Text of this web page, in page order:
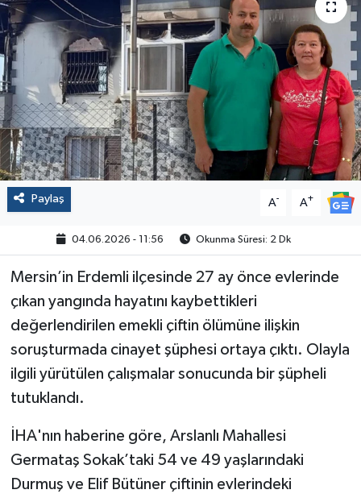
Paylaş A- A+
04.06.2026 - 11:56 Okunma Süresi: 2 Dk
Mersin’in Erdemli ilçesinde 27 ay önce evlerinde
çıkan yangında hayatını kaybettikleri
değerlendirilen emekli çiftin ölümüne ilişkin
soruşturmada cinayet şüphesi ortaya çıktı. Olayla
ilgili yürütülen çalışmalar sonucunda bir şüpheli
tutuklandı.
İHA'nın haberine göre, Arslanlı Mahallesi
Germataş Sokak’taki 54 ve 49 yaşlarındaki
Durmuş ve Elif Bütüner çiftinin evlerindeki
Kültür - Sanat
Magazin
Politika
Sağlık
Spor
Yaşam
Çalışma Hayatı
Kadın
Yurt
2024 Seçim Sonuçları